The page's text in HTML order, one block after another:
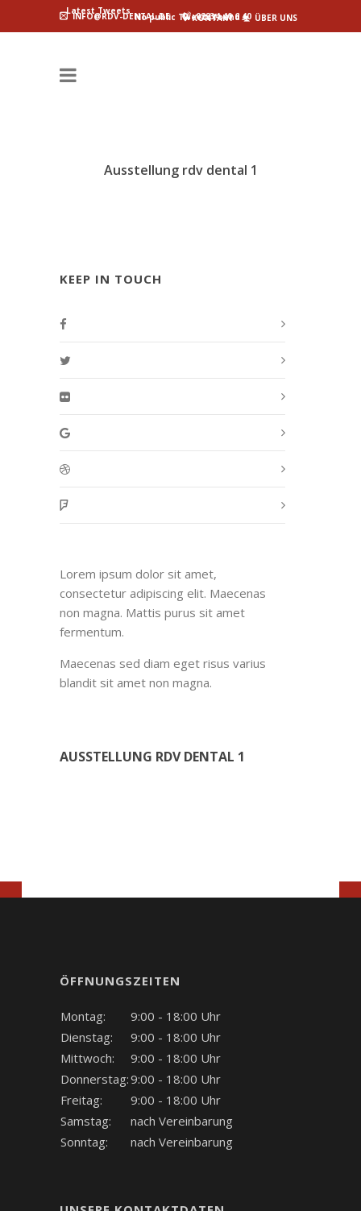
INFO@RDV-DENTAL.DE 02234 40 6 40
Latest Tweets
No public Tweets found
KONTAKT ÜBER UNS
Ausstellung rdv dental 1
KEEP IN TOUCH
Lorem ipsum dolor sit amet,
consectetur adipiscing elit. Maecenas
non magna. Mattis purus sit amet
fermentum.
Maecenas sed diam eget risus varius
blandit sit amet non magna.
AUSSTELLUNG RDV DENTAL 1
ÖFFNUNGSZEITEN
Montag:
9:00 - 18:00 Uhr
Dienstag:
9:00 - 18:00 Uhr
Mittwoch:
9:00 - 18:00 Uhr
Donnerstag:9:00 - 18:00 Uhr
Freitag:
9:00 - 18:00 Uhr
Samstag:
nach Vereinbarung
Sonntag:
nach Vereinbarung